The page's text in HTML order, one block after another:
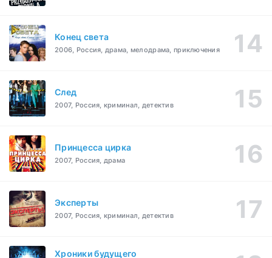
Конец света
2006, Россия, драма, мелодрама, приключения
След
2007, Россия, криминал, детектив
Принцесса цирка
2007, Россия, драма
Эксперты
2007, Россия, криминал, детектив
Хроники будущего